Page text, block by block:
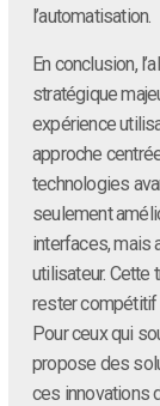
l’automatisation.
En conclusion,
stratégique
expérience
approche
technologies
seulement
interfaces, mais
utilisateur. Cette
rester compétitif
Pour ceux qui
propose des
ces innovations